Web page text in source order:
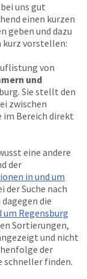
uns gut
einen kurzen
geben und dazu
kurz vorstellen:
von
und
Sie stellt den
zwischen
im Bereich direkt
eine andere
der
in und um
der Suche nach
die
um Regensburg
Sortierungen,
und nicht
der
schneller finden.